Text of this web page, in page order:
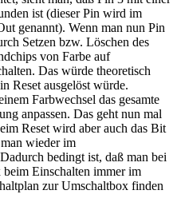
ist (dieser Pin wird im
genannt). Wenn man nun Pin
Setzen bzw. Löschen des
von Farbe auf
Das würde theoretisch
Reset ausgelöst würde.
Farbwechsel das gesamte
anpassen. Das geht nun mal
Reset wird aber auch das Bit
wieder im
bedingt ist, daß man bei
Einschalten immer im
zur Umschaltbox finden